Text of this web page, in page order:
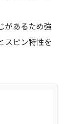
があるため強
スピン特性を